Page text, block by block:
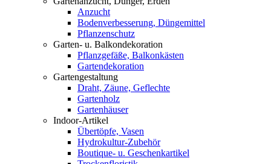
Anzucht
Bodenverbesserung, Düngemittel
Pflanzenschutz
Garten- u. Balkondekoration
Pflanzgefäße, Balkonkästen
Gartendekoration
Gartengestaltung
Draht, Zäune, Geflechte
Gartenholz
Gartenhäuser
Indoor-Artikel
Übertöpfe, Vasen
Hydrokultur-Zubehör
Boutique- u. Geschenkartikel